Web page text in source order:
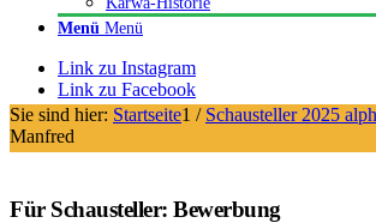
Menü Menü
Link zu Instagram
Link zu Facebook
Sie sind hier: Startseite1 / Schausteller 2025
Manfred
Für Schausteller: Bewerbung